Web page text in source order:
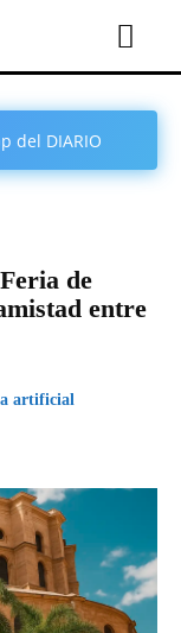
del DIARIO
de
entre
artificial